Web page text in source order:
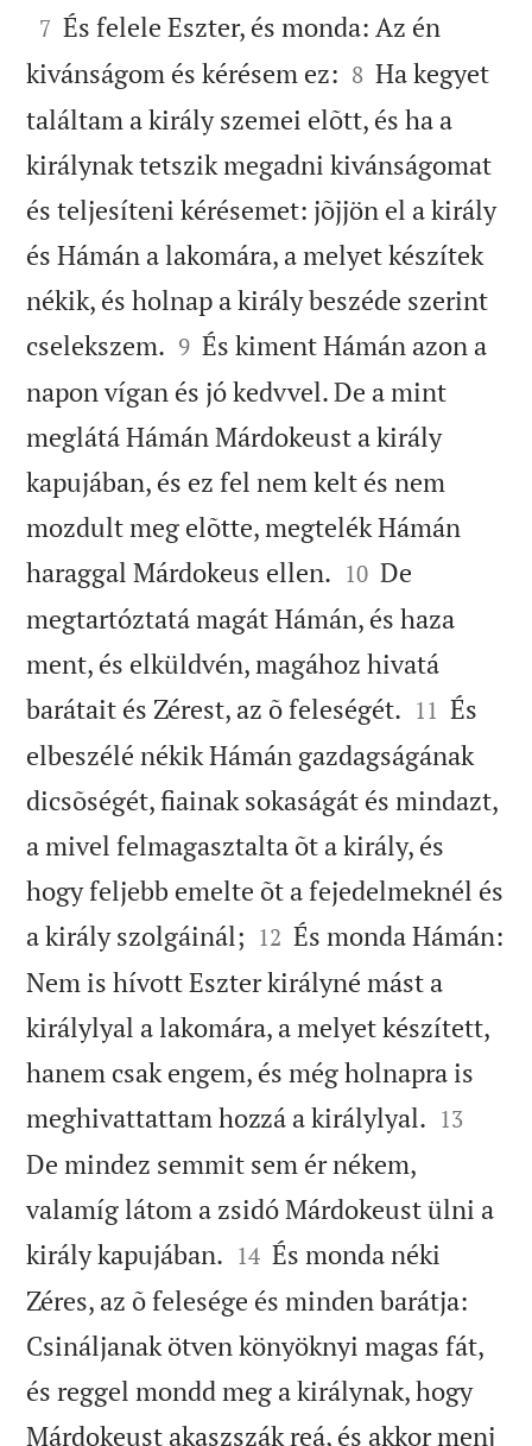

7 És felele Eszter, és monda: Az én
kivánságom és kérésem ez: 

8 Ha kegyet
találtam a király szemei elõtt, és ha a
királynak tetszik megadni kivánságomat
és teljesíteni kérésemet: jõjjön el a király
és Hámán a lakomára, a melyet készítek
nékik, és holnap a király beszéde szerint
cselekszem. 

9 És kiment Hámán azon a
napon vígan és jó kedvvel. De a mint
meglátá Hámán Márdokeust a király
kapujában, és ez fel nem kelt és nem
mozdult meg elõtte, megtelék Hámán
haraggal Márdokeus ellen. 

10 De
megtartóztatá magát Hámán, és haza
ment, és elküldvén, magához hivatá
barátait és Zérest, az õ feleségét. 

11 És
elbeszélé nékik Hámán gazdagságának
dicsõségét, fiainak sokaságát és mindazt,
a mivel felmagasztalta õt a király, és
hogy feljebb emelte õt a fejedelmeknél és
a király szolgáinál; 

12 És monda Hámán:
Nem is hívott Eszter királyné mást a
királylyal a lakomára, a melyet készített,
hanem csak engem, és még holnapra is
meghivattattam hozzá a királylyal. 

13
De mindez semmit sem ér nékem,
valamíg látom a zsidó Márdokeust ülni a
király kapujában. 

14 És monda néki
Zéres, az õ felesége és minden barátja:
Csináljanak ötven könyöknyi magas fát,
és reggel mondd meg a királynak, hogy
Márdokeust akaszszák reá, és akkor menj